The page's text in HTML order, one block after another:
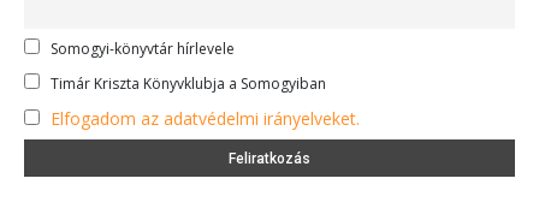
Somogyi-könyvtár hírlevele
Timár Kriszta Könyvklubja a Somogyiban
Elfogadom az adatvédelmi irányelveket.